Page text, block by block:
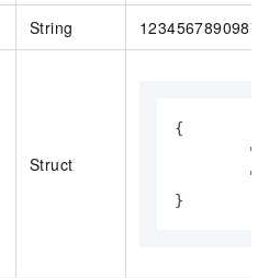
String
Struct
{
}